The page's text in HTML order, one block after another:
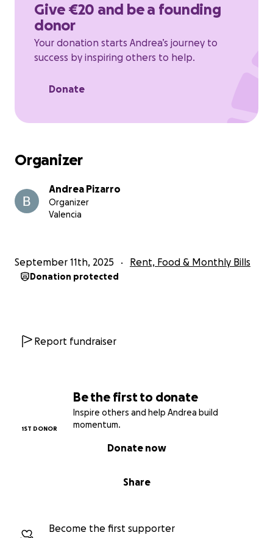
Be the first to donate
Inspire others and help Andrea build
momentum.
1ST DONOR
Share
Donate now
Become the first supporter
Give €20 and be a founding
donor
Your donation starts Andrea’s journey to
success by inspiring others to help.
Donate
Organizer
Andrea Pizarro
Organizer
Valencia
September 11th, 2025 Rent, Food & Monthly Bills
Donation protected
Report fundraiser